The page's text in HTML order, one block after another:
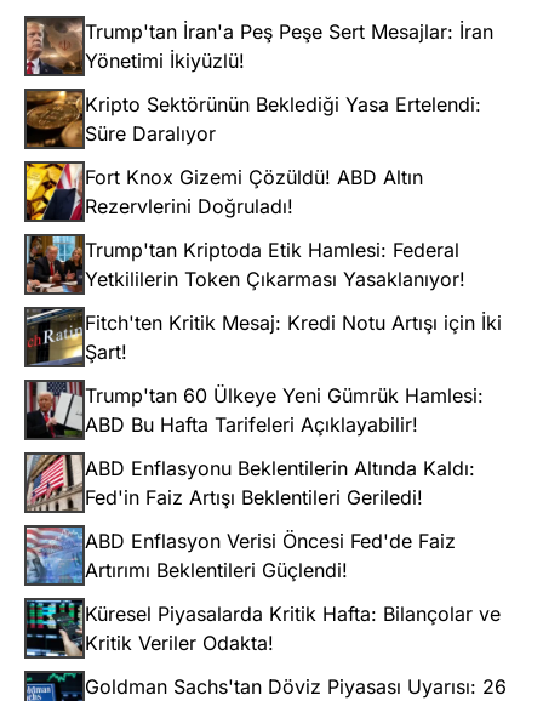
Trump'tan İran'a Peş Peşe Sert Mesajlar: İran
Yönetimi İkiyüzlü!
Kripto Sektörünün Beklediği Yasa Ertelendi:
Süre Daralıyor
Fort Knox Gizemi Çözüldü! ABD Altın
Rezervlerini Doğruladı!
Trump'tan Kriptoda Etik Hamlesi: Federal
Yetkililerin Token Çıkarması Yasaklanıyor!
Fitch'ten Kritik Mesaj: Kredi Notu Artışı için İki
Şart!
Trump'tan 60 Ülkeye Yeni Gümrük Hamlesi:
ABD Bu Hafta Tarifeleri Açıklayabilir!
ABD Enflasyonu Beklentilerin Altında Kaldı:
Fed'in Faiz Artışı Beklentileri Geriledi!
ABD Enflasyon Verisi Öncesi Fed'de Faiz
Artırımı Beklentileri Güçlendi!
Küresel Piyasalarda Kritik Hafta: Bilançolar ve
Kritik Veriler Odakta!
Goldman Sachs'tan Döviz Piyasası Uyarısı: 26